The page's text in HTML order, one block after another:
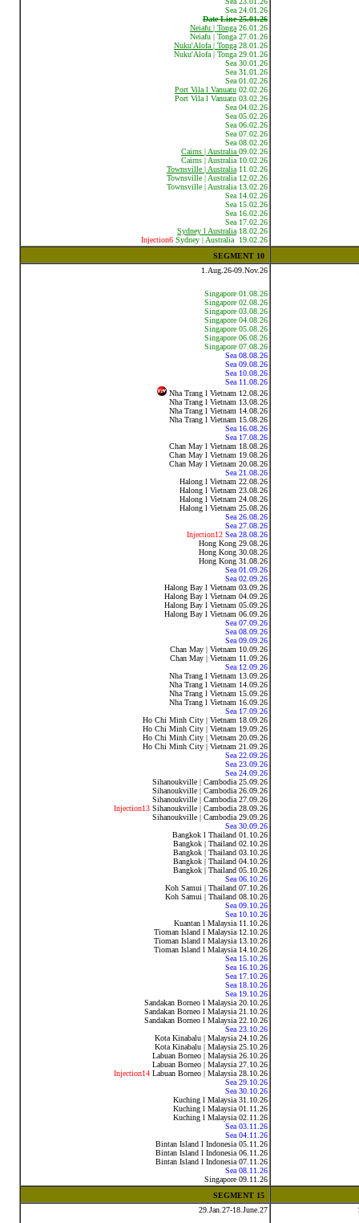
Sea 24.01.26
Date Line 25.01.26
Neiafu | Tonga 26.01.26
Neiafu | Tonga 27.01.26
Nuku'Alofa | Tonga 28.01.26
Nuku'Alofa | Tonga 29.01.26
Sea 30.01.26
Sea 31.01.26
Sea 01.02.26
Port Vila l Vanuatu 02.02.26
Port Vila l Vanuatu 03.02.26
Sea 04.02.26
Sea 05.02.26
Sea 06.02.26
Sea 07.02.26
Sea 08.02.26
Cairns | Australia 09.02.26
Cairns | Australia 10.02.26
Townsville | Australia 11.02.26
Townsville | Australia 12.02.26
Townsville | Australia 13.02.26
Sea 14.02.26
Sea 15.02.26
Sea 16.02.26
Sea 17.02.26
Sydney l Australia 18.02.26
Injection6 Sydney | Australia
19.02.26
SEGMENT 10
1.Aug.26-09.Nov.26
Singapore 01.08.26
Singapore 02.08.26
Singapore 03.08.26
Singapore 04.08.26
Singapore 05.08.26
Singapore 06.08.26
Singapore 07.08.26
Sea 08.08.26
Sea 09.08.26
Sea 10.08.26
Sea 11.08.26
Nha Trang l Vietnam 12.08.26
Nha Trang l Vietnam 13.08.26
Nha Trang l Vietnam 14.08.26
Nha Trang l Vietnam 15.08.26
Sea 16.08.26
Sea 17.08.26
Chan May l Vietnam 18.08.26
Chan May l Vietnam 19.08.26
Chan May l Vietnam 20.08.26
Sea 21.08.26
Halong l Vietnam 22.08.26
Halong l Vietnam 23.08.26
Halong l Vietnam 24.08.26
Halong l Vietnam 25.08.26
Sea 26.08.26
Sea 27.08.26
Injection12 Sea 28.08.26
Hong Kong 29.08.26
Hong Kong 30.08.26
Hong Kong 31.08.26
Sea 01.09.26
Sea 02.09.26
Halong Bay l Vietnam 03.09.26
Halong Bay l Vietnam 04.09.26
Halong Bay l Vietnam 05.09.26
Halong Bay l Vietnam 06.09.26
Sea 07.09.26
Sea 08.09.26
Sea 09.09.26
Chan May | Vietnam 10.09.26
Chan May | Vietnam 11.09.26
Sea 12.09.26
Nha Trang l Vietnam 13.09.26
Nha Trang l Vietnam 14.09.26
Nha Trang l Vietnam 15.09.26
Nha Trang l Vietnam 16.09.26
Sea 17.09.26
Ho Chi Minh City | Vietnam 18.09.26
Ho Chi Minh City | Vietnam 19.09.26
Ho Chi Minh City | Vietnam 20.09.26
Ho Chi Minh City | Vietnam 21.09.26
Sea 22.09.26
Sea 23.09.26
Sea 24.09.26
Sihanoukville | Cambodia 25.09.26
Sihanoukville | Cambodia 26.09.26
Sihanoukville | Cambodia 27.09.26
Injection13 Sihanoukville | Cambodia 28.09.26
Sihanoukville | Cambodia 29.09.26
Sea 30.09.26
Bangkok l Thailand 01.10.26
Bangkok | Thailand 02.10.26
Bangkok | Thailand 03.10.26
Bangkok | Thailand 04.10.26
Bangkok | Thailand 05.10.26
Sea 06.10.26
Koh Samui | Thailand 07.10.26
Koh Samui | Thailand 08.10.26
Sea 09.10.26
Sea 10.10.26
Kuantan l Malaysia 11.10.26
Tioman Island l Malaysia 12.10.26
Tioman Island l Malaysia 13.10.26
Tioman Island l Malaysia 14.10.26
Sea 15.10.26
Sea 16.10.26
Sea 17.10.26
Sea 18.10.26
Sea 19.10.26
Sandakan Borneo l Malaysia 20.10.26
Sandakan Borneo l Malaysia 21.10.26
Sandakan Borneo l Malaysia 22.10.26
Sea 23.10.26
Kota Kinabalu | Malaysia 24.10.26
Kota Kinabalu | Malaysia 25.10.26
Labuan Borneo | Malaysia 26.10.26
Labuan Borneo | Malaysia 27.10.26
Injection14 Labuan Borneo | Malaysia 28.10.26
Sea 29.10.26
Sea 30.10.26
Kuching l Malaysia 31.10.26
Kuching l Malaysia 01.11.26
Kuching l Malaysia 02.11.26
Sea 03.11.26
Sea 04.11.26
Bintan Island l Indonesia 05.11.26
Bintan Island l Indonesia 06.11.26
Bintan Island l Indonesia 07.11.26
Sea 08.11.26
Singapore 09.11.26
SEGMENT 15
29.Jan.27-18.June.27